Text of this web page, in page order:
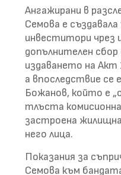
Ангажирани в
Семова е
инвеститори чрез
допълнителен
издаването на Акт
а впоследствие се
Божанов, който е
тлъста
застроена
него лица.
Показания за
Семова към